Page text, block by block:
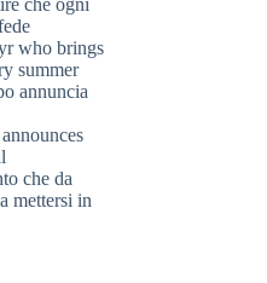
who brings
summer
annuncia
che da
mettersi in